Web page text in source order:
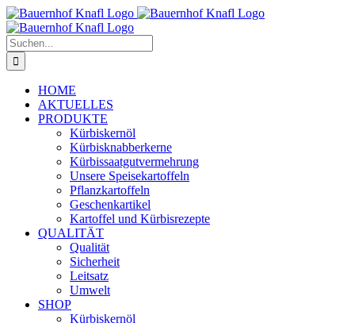
Zum
Inhalt
springen
Suche
nach:
HOME
AKTUELLES
PRODUKTE
Kürbiskernöl
Kürbisknabberkerne
Kürbissaatgutvermehrung
Unsere Speisekartoffeln
Pflanzkartoffeln
Geschenkartikel
Kartoffel und Kürbisrezepte
QUALITÄT
Qualität
Sicherheit
Leitsatz
Umwelt
SHOP
Kürbiskernöl